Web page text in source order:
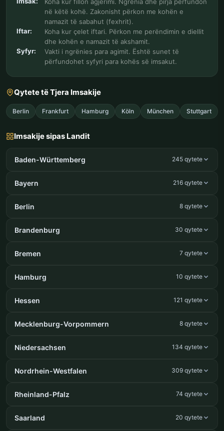
në këtë kohë. Zakonisht përkon me kohën e
namazit të sabahut (fexhrit).
Iftar:
Koha kur çelet iftari. Përkon me perëndimin e diellit
dhe kohën e namazit të akshamit.
Syfyr:
Vakti i ngrënies para agimit. Është sunet të
përfundohet syfyri para kohës së imsakut.
Qytete të Tjera Imsakije
Berlin Frankfurt Hamburg Köln München Stuttgart
Imsakije sipas Landit
Baden-Württemberg 245 qytete
Bayern 216 qytete
Berlin 8 qytete
Brandenburg 30 qytete
Bremen 7 qytete
Hamburg 10 qytete
Hessen 121 qytete
Mecklenburg-Vorpommern 8 qytete
Niedersachsen 134 qytete
Nordrhein-Westfalen 309 qytete
Rheinland-Pfalz 74 qytete
Saarland 20 qytete